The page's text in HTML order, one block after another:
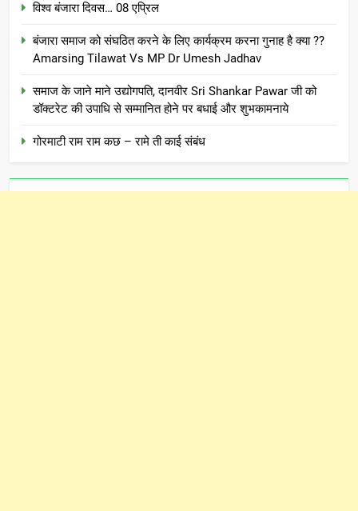
विश्व बंजारा दिवस… 08 एप्रिल
बंजारा समाज को संघठित करने के लिए कार्यक्रम करना गुनाह है क्या ??
Amarsing Tilawat Vs MP Dr Umesh Jadhav
समाज के जाने माने उद्योगपति, दानवीर Sri Shankar Pawar जी को
डॉक्टरेट की उपाधि से सम्मानित होने पर बधाई और शुभकामनाये
गोरमाटी राम राम कछ – रामे ती काई संबंध